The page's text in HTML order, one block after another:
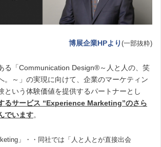
博展企業HPより (一部抜粋)
る「Communication Design®～人と人の、笑
。～」の実現に向けて、企業のマーケティン
という体験価値を提供するパートナーとし
るサービス “Experience Marketing”のさら
でいます。
」・・同社では「人と人とが直接出会